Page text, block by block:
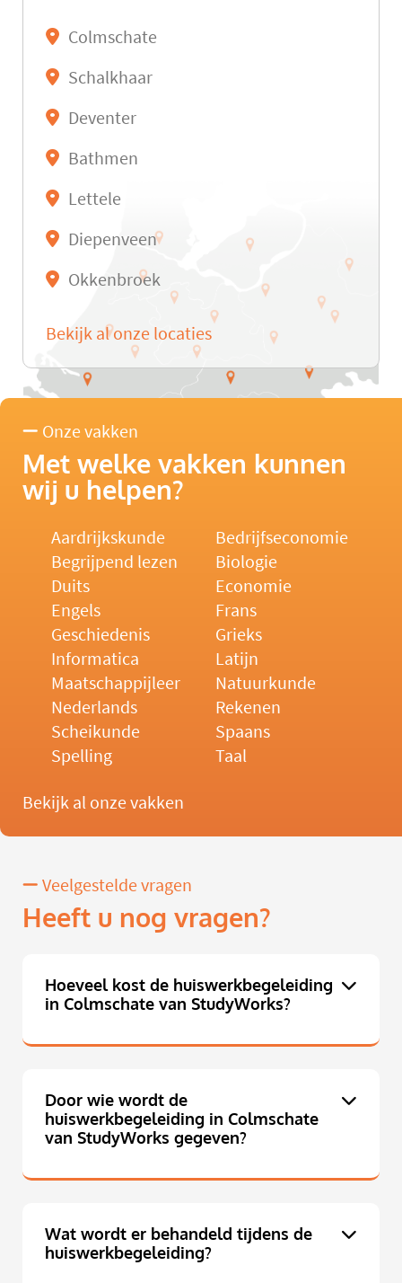
Colmschate
Schalkhaar
Deventer
Bathmen
Lettele
Diepenveen
Okkenbroek
Bekijk al onze locaties
Onze vakken
Met welke vakken kunnen
wij u helpen?
Aardrijkskunde
Bedrijfseconomie
Begrijpend lezen
Biologie
Duits
Economie
Engels
Frans
Geschiedenis
Grieks
Informatica
Latijn
Maatschappijleer
Natuurkunde
Nederlands
Rekenen
Scheikunde
Spaans
Spelling
Taal
Bekijk al onze vakken
Veelgestelde vragen
Heeft u nog vragen?
Hoeveel kost de huiswerkbegeleiding
in Colmschate van StudyWorks?
Door wie wordt de
huiswerkbegeleiding in Colmschate
van StudyWorks gegeven?
Wat wordt er behandeld tijdens de
huiswerkbegeleiding?